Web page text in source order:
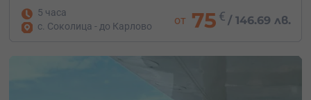
5 часа
с. Соколица - до Карлово
от 75 € /146.69 лв.